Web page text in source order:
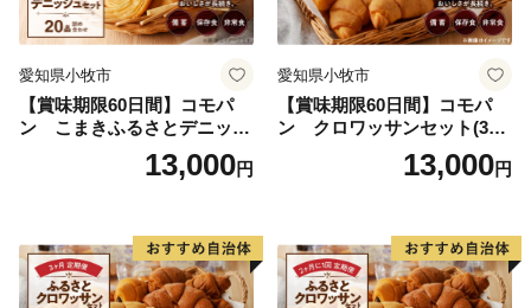
愛知県小牧市
【賞味期限60日間】コモパ
ン こまきふるさとデニッシ
ュセット（20個入り）／災害
用備蓄 保存食 非常食 防災グ
13,000円
愛知県小牧市
【賞味期限60日間】コモパ
ン クロワッサンセット(30
個入り)／災害用備蓄 保存食
非常食 防災グッズにも
13,000円